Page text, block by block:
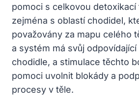
pomoci s celkovou detoxikací
zejména s oblastí chodidel,
považovány za mapu celého
a systém má svůj
chodidle, a stimulace těchto
pomoci uvolnit blokády a
procesy v těle.